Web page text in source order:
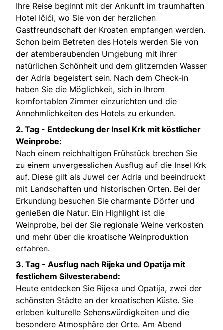
Ihre Reise beginnt mit der Ankunft im traumhaften
Hotel Ičići, wo Sie von der herzlichen
Gastfreundschaft der Kroaten empfangen werden.
Schon beim Betreten des Hotels werden Sie von
der atemberaubenden Umgebung mit ihrer
natürlichen Schönheit und dem glitzernden Wasser
der Adria begeistert sein. Nach dem Check-in
haben Sie die Möglichkeit, sich in Ihrem
komfortablen Zimmer einzurichten und die
Annehmlichkeiten des Hotels zu erkunden.
2. Tag - Entdeckung der Insel Krk mit köstlicher
Weinprobe:
Nach einem reichhaltigen Frühstück brechen Sie
zu einem unvergesslichen Ausflug auf die Insel Krk
auf. Diese gilt als Juwel der Adria und beeindruckt
mit Landschaften und historischen Orten. Bei der
Erkundung besuchen Sie charmante Dörfer und
genießen die Natur. Ein Highlight ist die
Weinprobe, bei der Sie regionale Weine verkosten
und mehr über die kroatische Weinproduktion
erfahren.
3. Tag - Ausflug nach Rijeka und Opatija mit
festlichem Silvesterabend:
Heute entdecken Sie Rijeka und Opatija, zwei der
schönsten Städte an der kroatischen Küste. Sie
erleben kulturelle Sehenswürdigkeiten und die
besondere Atmosphäre der Orte. Am Abend